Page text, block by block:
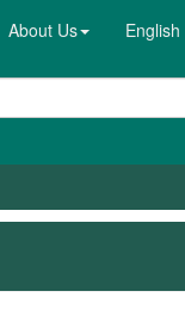
About Us English